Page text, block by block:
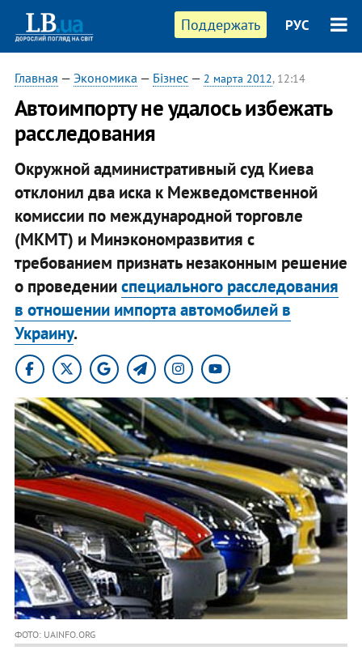
Поддержать РУС
Главная — Экономика — Бізнес— 2 марта 2012, 12:14
Автоимпорту не удалось избежать
расследования
Окружной административный суд Киева
отклонил два иска к Межведомственной
комиссии по международной торговле
(МКМТ) и Минэкономразвития с
требованием признать незаконным решение
о проведенииспециального расследования
в отношении импорта автомобилей в
Украину.
ФОТО: UAINFO.ORG